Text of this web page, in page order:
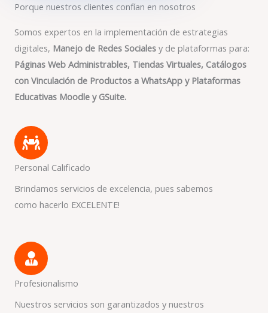
Porque nuestros clientes confían en nosotros
Somos expertos en la implementación de estrategias
digitales, Manejo de Redes Sociales y de plataformas para:
Páginas Web Administrables, Tiendas Virtuales, Catálogos
con Vinculación de Productos a WhatsApp y Plataformas
Educativas Moodle y GSuite.
Personal Calificado
Brindamos servicios de excelencia, pues sabemos
como hacerlo EXCELENTE!
Profesionalismo
Nuestros servicios son garantizados y nuestros